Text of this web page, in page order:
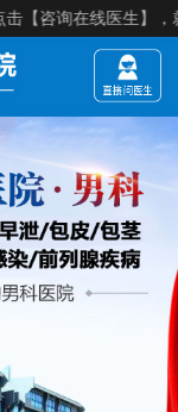
询在线医生】，就